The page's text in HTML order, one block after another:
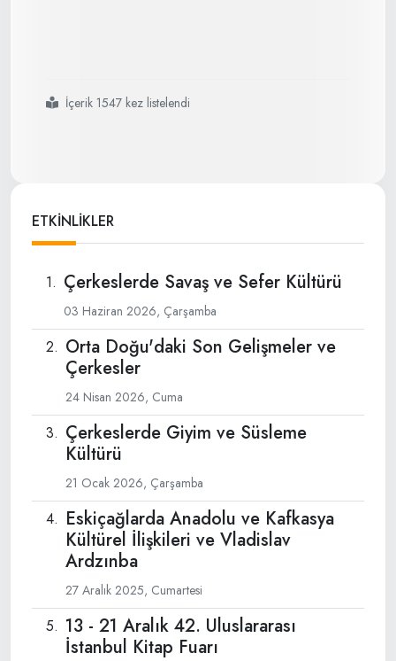
#kafdav
#seminerleri
#kafkasyalı
#kadın
#savaşçılar
#amazonlar
İçerik 1547 kez listelendi
ETKİNLİKLER
Çerkeslerde Savaş ve Sefer Kültürü
03 Haziran 2026, Çarşamba
Orta Doğu'daki Son Gelişmeler ve
Çerkesler
24 Nisan 2026, Cuma
Çerkeslerde Giyim ve Süsleme
Kültürü
21 Ocak 2026, Çarşamba
Eskiçağlarda Anadolu ve Kafkasya
Kültürel İlişkileri ve Vladislav
Ardzınba
27 Aralık 2025, Cumartesi
13 - 21 Aralık 42. Uluslararası
İstanbul Kitap Fuarı